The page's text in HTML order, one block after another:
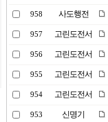
958 사도행전
957 고린도전서
956 고린도전서
955 고린도전서
954 고린도전서
953 신명기